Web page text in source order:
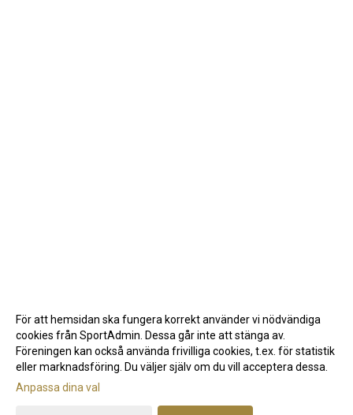
Gå till Webbversion
För att hemsidan ska fungera korrekt använder vi nödvändiga
cookies från SportAdmin. Dessa går inte att stänga av.
Föreningen kan också använda frivilliga cookies, t.ex. för statistik
eller marknadsföring. Du väljer själv om du vill acceptera dessa.
Anpassa dina val